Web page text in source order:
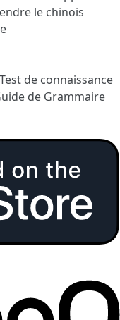
le chinois
Test de connaissance
de Grammaire